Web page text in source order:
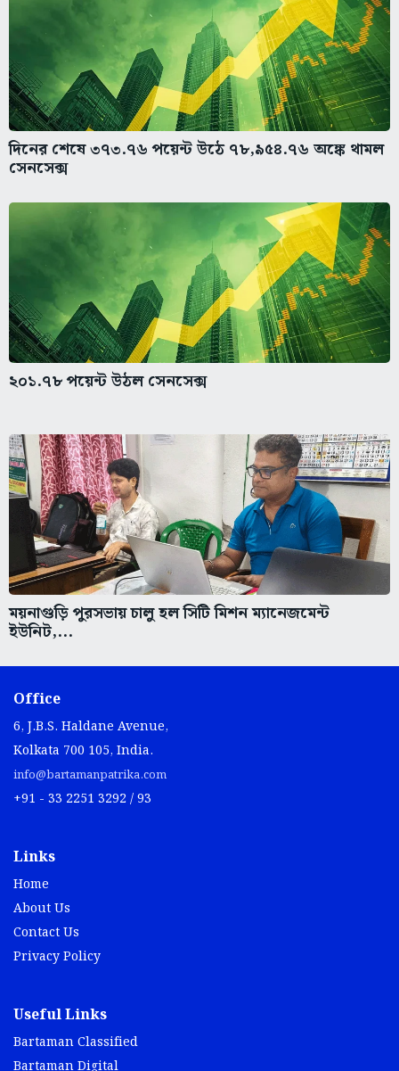
দিনের শেষে ৩৭৩.৭৬ পয়েন্ট উঠে ৭৮,৯৫৪.৭৬ অঙ্কে থামল
সেনসেক্স
২০১.৭৮ পয়েন্ট উঠল সেনসেক্স
ময়নাগুড়ি পুরসভায় চালু হল সিটি মিশন ম্যানেজমেন্ট
ইউনিট,...
Office
6, J.B.S. Haldane Avenue,
Kolkata 700 105, India.
info@bartamanpatrika.com
+91 - 33 2251 3292 / 93
Links
Home
About Us
Contact Us
Privacy Policy
Useful Links
Bartaman Classified
Bartaman Digital